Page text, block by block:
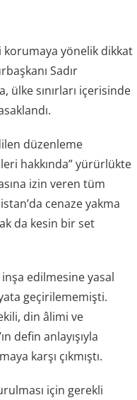
korumaya yönelik dikkat
Sadır
ülke sınırları içerisinde
düzenleme
hakkında” yürürlükte
izin veren tüm
cenaze yakma
da kesin bir set
edilmesine yasal
geçirilememişti.
din âlimi ve
defin anlayışıyla
karşı çıkmıştı.
için gerekli